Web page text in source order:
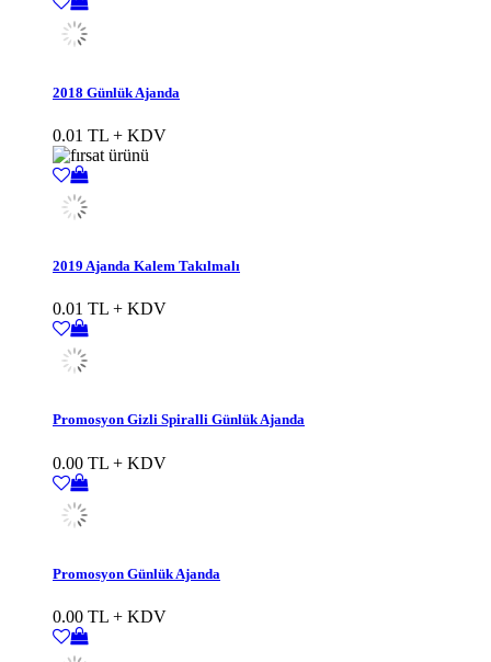
2018 Günlük Ajanda
0.01 TL + KDV
2019 Ajanda Kalem Takılmalı
0.01 TL + KDV
Promosyon Gizli Spiralli Günlük Ajanda
0.00 TL + KDV
Promosyon Günlük Ajanda
0.00 TL + KDV